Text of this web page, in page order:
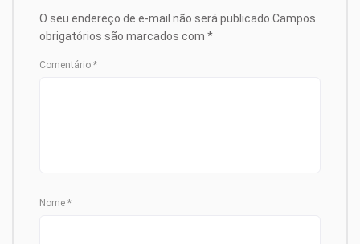
O seu endereço de e-mail não será publicado. Campos
obrigatórios são marcados com *
Comentário *
Nome *